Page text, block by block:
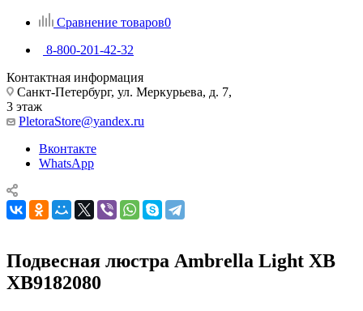
Сравнение товаров0
8-800-201-42-32
Контактная информация
Санкт-Петербург, ул. Меркурьева, д. 7,
3 этаж
PletoraStore@yandex.ru
Вконтакте
WhatsApp
Подвесная люстра Ambrella Light XB
XB9182080